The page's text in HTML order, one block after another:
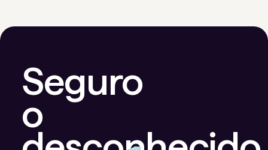
Seguro
o